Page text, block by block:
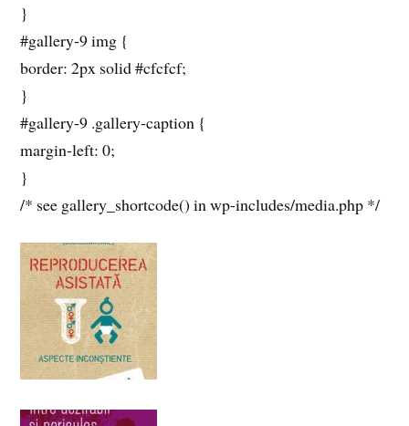
}
#gallery-9 img {
border: 2px solid #cfcfcf;
}
#gallery-9 .gallery-caption {
margin-left: 0;
}
/* see gallery_shortcode() in wp-includes/media.php */